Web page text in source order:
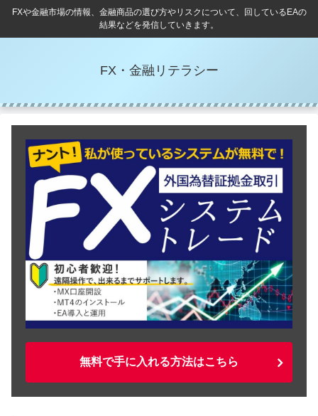
FXや金融市場の情報、金融商品の選び方やリスクについて、回しているEAの
結果などを発信していきます。
FX・金融リテラシー
無料で手に入れる方法はこちら